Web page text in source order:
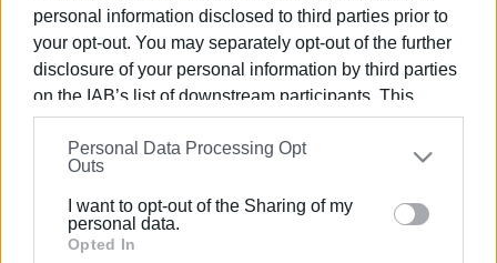
personal information disclosed to third parties prior to
your opt-out. You may separately opt-out of the further
disclosure of your personal information by third parties
on the IAB’s list of downstream participants. This
information may also be disclosed by us to third parties
on theIAB’s List of Downstream Participants
that may
further disclose it to other third parties.
Please note that this website/app uses one or more
Google services and may gather and store information
Personal Data Processing Opt
Outs
I want to opt-out of the Sharing of my
personal data.
Opted In
ΕΛΕΝΗ ΚΟΡΩΝΑΚΗ
Εργάζεται στις Εκδόσεις Ενημέρωση από το